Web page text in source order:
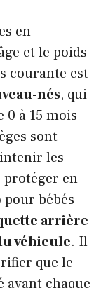
en
et le poids
courante est
nés, qui
0 à 15 mois
sont
les
protéger en
pour bébés
arrière
véhicule. Il
que le
avant chaque